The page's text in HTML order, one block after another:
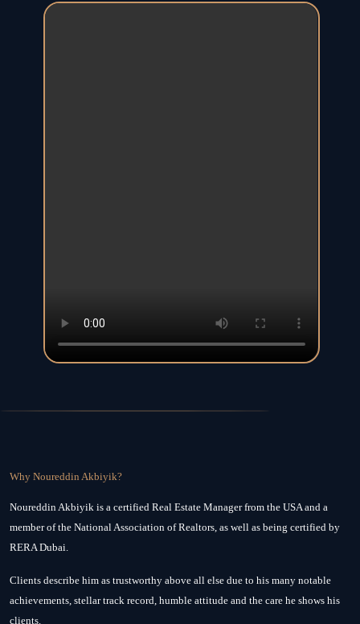
Why Noureddin Akbiyik?
Noureddin Akbiyik is a certified Real Estate Manager from the USA and a
member of the National Association of Realtors, as well as being certified by
RERA Dubai.
Clients describe him as trustworthy above all else due to his many notable
achievements, stellar track record, humble attitude and the care he shows his
clients.